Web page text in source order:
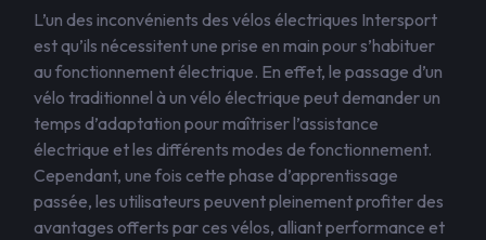
L’un des inconvénients des vélos électriques Intersport
est qu’ils nécessitent une prise en main pour s’habituer
au fonctionnement électrique. En effet, le passage d’un
vélo traditionnel à un vélo électrique peut demander un
temps d’adaptation pour maîtriser l’assistance
électrique et les différents modes de fonctionnement.
Cependant, une fois cette phase d’apprentissage
passée, les utilisateurs peuvent pleinement profiter des
avantages offerts par ces vélos, alliant performance et